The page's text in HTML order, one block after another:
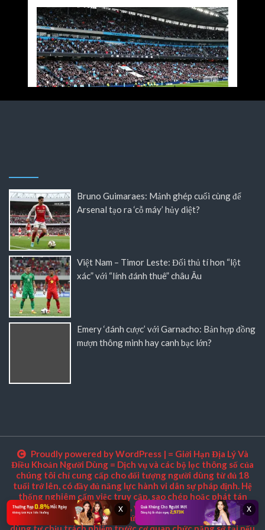
Bruno Guimaraes: Mảnh ghép cuối cùng để
Arsenal tạo ra ‘cỗ máy’ hủy diệt?
Việt Nam – Timor Leste: Đối thủ tí hon “lột
xác” với “lính đánh thuê” châu Âu
Emery ‘đánh cược’ với Garnacho: Bản hợp đồng
mượn thông minh hay canh bạc lớn?
Proudly powered by WordPress | = Giới Hạn Địa Lý Và
Điều Khoản Người Dùng = Dịch vụ và các bộ lọc thông số của
chúng tôi chỉ cung cấp cho đối tượng người dùng từ đủ 18
tuổi trở lên, có đầy đủ năng lực hành vi dân sự pháp định. Hệ
thống nghiêm cấm việc truy cập, sao chép hoặc phát tán
thông tin này từ các quốc gia, vùng lãnh thổ áp đặt lệnh cấm
tuyệt đối đối với các hình thức cá cược trực tuyến. Người
x x